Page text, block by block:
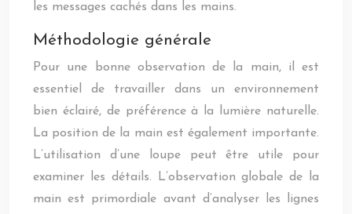
les messages cachés dans les mains.
Méthodologie générale
Pour une bonne observation de la main, il est
essentiel de travailler dans un environnement
bien éclairé, de préférence à la lumière naturelle.
La position de la main est également importante.
L’utilisation d’une loupe peut être utile pour
examiner les détails. L’observation globale de la
main est primordiale avant d’analyser les lignes